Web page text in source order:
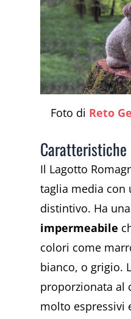
Foto di Reto
Caratteristiche
Il Lagotto
taglia media con
distintivo. Ha una
impermeabile
colori come
bianco, o grigio.
proporzionata al
molto espressivi